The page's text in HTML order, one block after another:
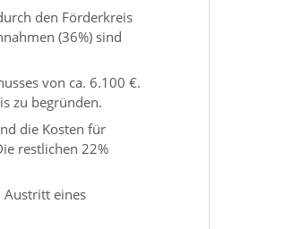
den Förderkreis
(36%) sind
von ca. 6.100 €.
zu begründen.
die Kosten für
restlichen 22%
Austritt eines